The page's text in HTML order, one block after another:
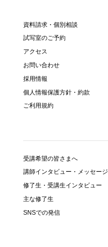
資料請求・個別相談
試写室のご予約
アクセス
お問い合わせ
採用情報
個人情報保護方針・約款
ご利用規約
受講希望の皆さまへ
講師インタビュー・メッセージ
修了生・受講生インタビュー
主な修了生
SNSでの発信